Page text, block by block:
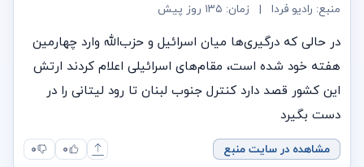
منبع: رادیو فردا | زمان: ۱۳۵ روز پیش
در حالی که درگیری‌ها میان اسرائیل و حزب‌الله وارد چهارمین
هفته خود شده است، مقام‌های اسرائیلی اعلام کردند ارتش
این کشور قصد دارد کنترل جنوب لبنان تا رود لیتانی را در
دست بگیرد
مشاهده در سایت منبع ۰ ۰